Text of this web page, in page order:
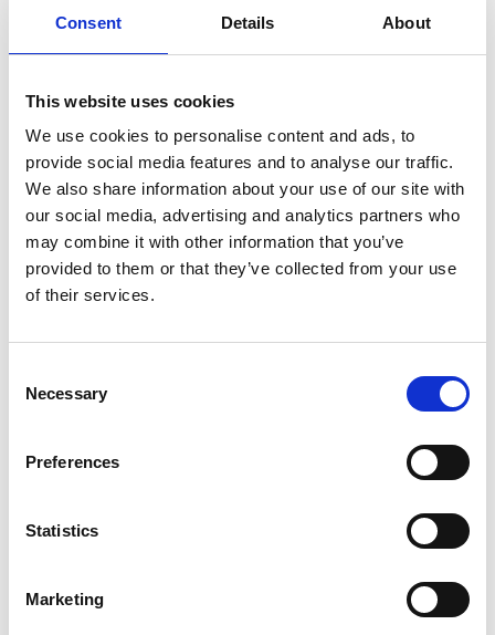
Consent Details About
This website uses cookies
We use cookies to personalise content and ads, to
provide social media features and to analyse our traffic.
We also share information about your use of our site with
our social media, advertising and analytics partners who
may combine it with other information that you’ve
provided to them or that they’ve collected from your use
of their services.
Selection
Necessary
Preferences
Statistics
Marketing
Inhalte
beleuchten wir den Stand der
Automatisierung für einen oft
vernachlässigten Prozess. Insgesamt haben
wir 125 Unternehmen verschiedener Größen
und aus verschiedenen Branchen befragt,
wie der Claims & Deductions-Prozess in
ihrem Unternehmen abläuft, welche
Schwächen und Herausforderungen erkannt
Wie
bereits?